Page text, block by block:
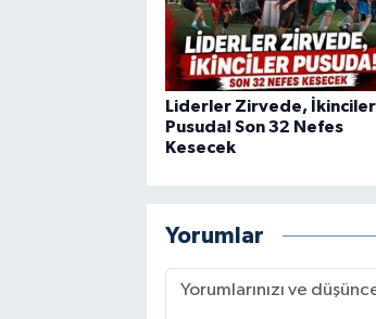
Liderler Zirvede, İkinciler
Pusuda! Son 32 Nefes
Kesecek
Yorumlar